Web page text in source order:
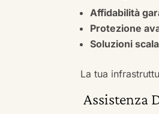
Affidabilità
Protezione
Soluzioni
La tua
Assistenza